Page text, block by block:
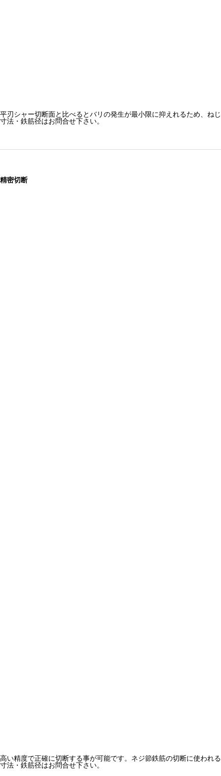
平刃シャー切断面と比べるとバリの発生が最小限に抑えれるため、ね
寸法・鉄筋径はお問合せ下さい。
精密切断
高い精度で正確に切断する事が可能です。ネジ節鉄筋の切断に使われ
寸法・鉄筋径はお問合せ下さい。